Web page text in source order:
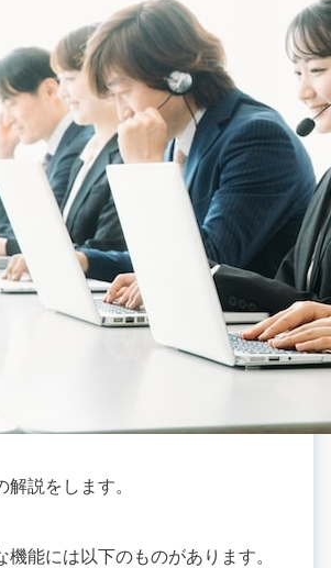
説をします。
機能には以下のものがあります。